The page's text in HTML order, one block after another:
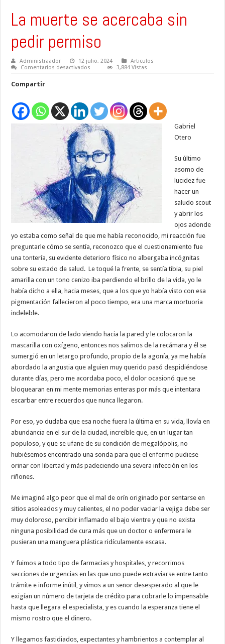
La muerte se acercaba sin
pedir permiso
Administraador 12 julio, 2024
Articulos
Comentarios desactivados
pedir
permiso
3,884 Vistas
Compartir
Gabriel
Otero
Su último
asomo de
lucidez fue
hacer un
saludo scout
y abrir los
ojos adonde
yo estaba como señal de que me había reconocido, mi reacción fue
preguntarle cómo se sentía, reconozco que el cuestionamiento fue
una tontería, su evidente deterioro físico no albergaba incógnitas
sobre su estado de salud. Le toqué la frente, se sentía tibia, su piel
amarilla con un tono cenizo iba perdiendo el brillo de la vida, yo le
había dicho a ella, hacia meses, que a los que yo había visto con esa
pigmentación fallecieron al poco tiempo, era una marca mortuoria
indeleble.
Lo acomodaron de lado viendo hacia la pared y le colocaron la
mascarilla con oxígeno, entonces nos salimos de la recámara y él se
sumergió en un letargo profundo, propio de la agonía, ya me había
abordado la angustia que alguien muy querido pasó despidiéndose
durante días, pero me acordaba poco, el dolor ocasionó que se
bloquearan en mi mente memorias enteras por más que intentara
escarbar entre recuerdos que nunca llegaron.
Por eso, yo dudaba que esa noche fuera la última en su vida, llovía en
abundancia en el sur de la ciudad, increíble que, en un lugar tan
populoso, y que se ufane de su condición de megalópolis, no
hubiésemos encontrado una sonda para que el enfermo pudiese
orinar con libertad y más padeciendo una severa infección en los
riñones.
Me imaginé algo peor que el mal de orín originado por sentarse en
sitios asoleados y muy calientes, el no poder vaciar la vejiga debe ser
muy doloroso, percibir inflamado el bajo vientre y que no exista
ninguna posibilidad de cura más que un doctor o enfermera le
pusieran una manguera plástica ridículamente escasa.
Y fuimos a todo tipo de farmacias y hospitales, y recorrimos
secciones de urgencias en las que uno puede extraviarse entre tanto
trámite e informe inútil, y vimos a un señor desesperado al que le
exigían un número de tarjeta de crédito para cobrarle lo impensable
hasta que llegara el especialista, y es cuando la esperanza tiene el
mismo rostro que el dinero.
Y llegamos fastidiados, expectantes y hambrientos a contemplar al